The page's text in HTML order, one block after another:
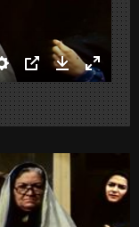
Settings
PIP Download
Enter